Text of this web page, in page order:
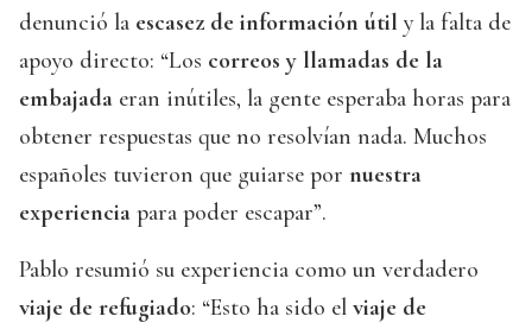
denunció la escasez de información útil y la falta de
apoyo directo: “Los correos y llamadas de la
embajada eran inútiles, la gente esperaba horas para
obtener respuestas que no resolvían nada. Muchos
españoles tuvieron que guiarse por nuestra
experiencia para poder escapar”.
Pablo resumió su experiencia como un verdadero
viaje de refugiado: “Esto ha sido el viaje de